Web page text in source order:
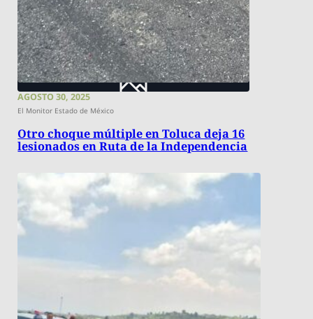
AGOSTO 30, 2025
El Monitor Estado de México
Otro choque múltiple en Toluca deja 16
lesionados en Ruta de la Independencia